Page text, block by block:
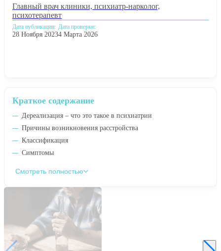
Краткое содержание
Дереализация – что это такое в психиатрии
Причины возникновения расстройства
Классификация
Симптомы
Смотреть полностью
Главный врач клиники, психиатр-нарколог,
психотерапевт
Дата публикации:
28 Ноября 2023
Дата проверки:
4 Марта 2026